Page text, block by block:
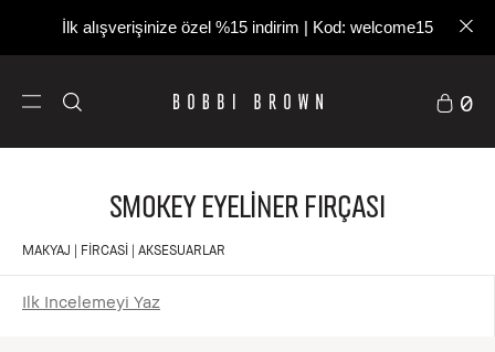
İlk alışverişinize özel %15 indirim | Kod: welcome15
0
Smokey Eyeliner Fırçası
MAKYAJ | FIRCASI | AKSESUARLAR
Ilk Incelemeyi Yaz